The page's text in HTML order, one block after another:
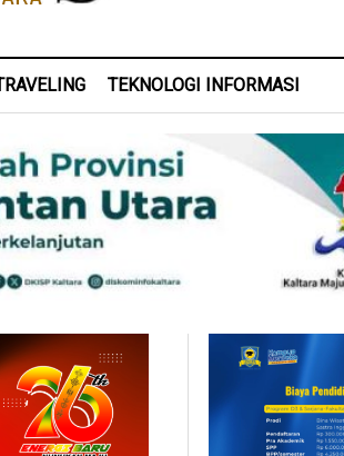
TEKNOLOGI INFORMASI